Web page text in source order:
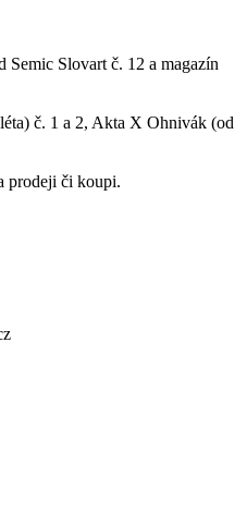
Semic Slovart č. 12 a magazín
č. 1 a 2, Akta X Ohnivák (od
prodeji či koupi.